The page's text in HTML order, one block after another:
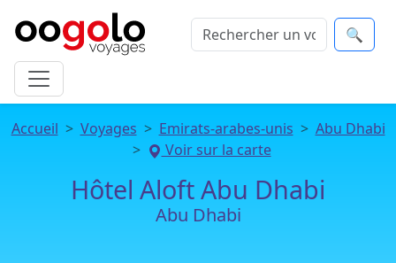
🔍
Accueil Voyages Emirats-arabes-unis
Abu Dhabi
Voir sur la carte
Hôtel Aloft Abu Dhabi
Abu Dhabi